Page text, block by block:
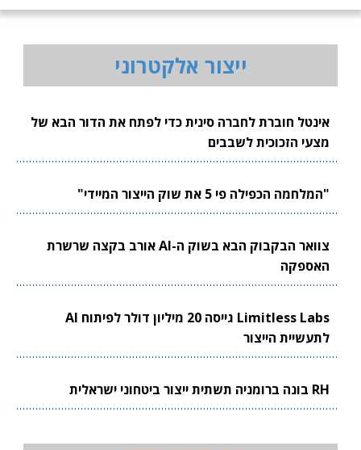
ייצור אלקטרוני
אינטל חוברת לחברה סינית כדי לפתח את הדור הבא של
מצעי הזכוכית לשבבים
"המלחמה הכפילה פי 5 את שוק הייצור המיידי"
צוואר הבקבוק הבא בשוק ה-AI אורב בקצה שרשרת
האספקה
Limitless Labs גייסה 20 מיליון דולר לפיתוח AI
לתעשיית הייצור
RH בונה ברומניה תשתית ייצור ביטחוני ישראלית